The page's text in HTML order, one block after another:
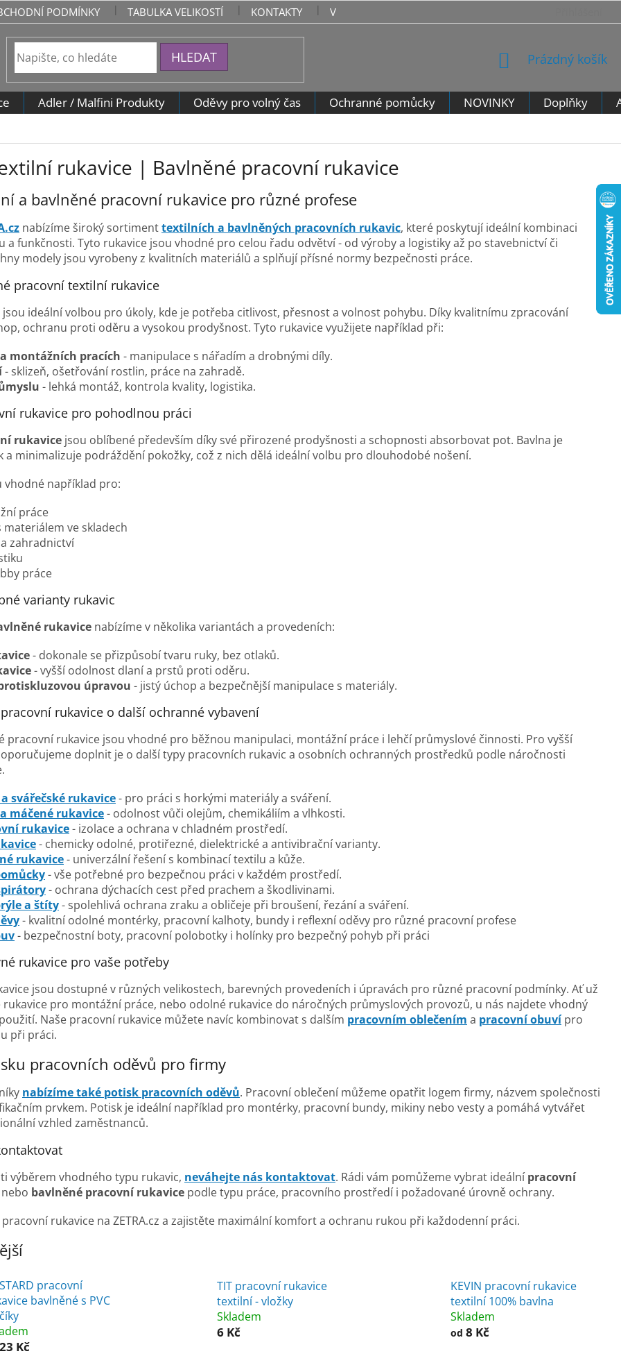
PODMÍNKY TABULKA VELIKOSTÍ KONTAKTY VRÁCENÍ ZBOŽÍ - VZOROVÝ FORMULÁŘ PRO ODSTOUPENÍ
HLEDAT
NÁKUPNÍ
Prázdný košík
Adler / Malfini Produkty Oděvy pro volný čas Ochranné pomůcky NOVINKY Doplňky
rukavice | Bavlněné pracovní rukavice
a bavlněné pracovní rukavice pro různé profese
nabízíme široký sortimenttextilních a bavlněných pracovních rukavic, které poskytují ideální kombinaci
a funkčnosti. Tyto rukavice jsou vhodné pro celou řadu odvětví - od výroby a logistiky až po stavebnictví či
modely jsou vyrobeny z kvalitních materiálů a splňují přísné normy bezpečnosti práce.
pracovní textilní rukavice
jsou ideální volbou pro úkoly, kde je potřeba citlivost, přesnost a volnost pohybu. Díky kvalitnímu zpracování
ochranu proti oděru a vysokou prodyšnost. Tyto rukavice využijete například při:
montážních pracích - manipulace s nářadím a drobnými díly.
- sklizeň, ošetřování rostlin, práce na zahradě.
- lehká montáž, kontrola kvality, logistika.
rukavice pro pohodlnou práci
rukavice jsou oblíbené především díky své přirozené prodyšnosti a schopnosti absorbovat pot. Bavlna je
a minimalizuje podráždění pokožky, což z nich dělá ideální volbu pro dlouhodobé nošení.
vhodné například pro:
práce
materiálem ve skladech
zahradnictví
práce
varianty rukavic
rukavice nabízíme v několika variantách a provedeních:
- dokonale se přizpůsobí tvaru ruky, bez otlaků.
- vyšší odolnost dlaní a prstů proti oděru.
úpravou - jistý úchop a bezpečnější manipulace s materiály.
rukavice o další ochranné vybavení
pracovní rukavice jsou vhodné pro běžnou manipulaci, montážní práce i lehčí průmyslové činnosti. Pro vyšší
doplnit je o další typy pracovních rukavic a osobních ochranných prostředků podle náročnosti
svářečské rukavice- pro práci s horkými materiály a sváření.
máčené rukavice- odolnost vůči olejům, chemikáliím a vlhkosti.
rukavice- izolace a ochrana v chladném prostředí.
- chemicky odolné, protiřezné, dielektrické a antivibrační varianty.
rukavice- univerzální řešení s kombinací textilu a kůže.
- vše potřebné pro bezpečnou práci v každém prostředí.
- ochrana dýchacích cest před prachem a škodlivinami.
a štíty- spolehlivá ochrana zraku a obličeje při broušení, řezání a sváření.
- kvalitní odolné montérky, pracovní kalhoty, bundy i reflexní oděvy pro různé pracovní profese
- bezpečnostní boty, pracovní polobotky i holínky pro bezpečný pohyb při práci
rukavice pro vaše potřeby
jsou dostupné v různých velikostech, barevných provedeních i úpravách pro různé pracovní podmínky. Ať už
pro montážní práce, nebo odolné rukavice do náročných průmyslových provozů, u nás najdete vhodný
Naše pracovní rukavice můžete navíc kombinovat s dalším pracovním oblečením a pracovní obuvípro
při práci.
pracovních oděvů pro firmy
nabízíme také potisk pracovních oděvů. Pracovní oblečení můžeme opatřit logem firmy, názvem společnosti
prvkem. Potisk je ideální například pro montérky, pracovní bundy, mikiny nebo vesty a pomáhá vytvářet
vzhled zaměstnanců.
výběrem vhodného typu rukavic, neváhejte nás kontaktovat. Rádi vám pomůžeme vybrat ideální pracovní
nebo bavlněné pracovní rukavice podle typu práce, pracovního prostředí i požadované úrovně ochrany.
rukavice na ZETRA.cz a zajistěte maximální komfort a ochranu rukou při každodenní práci.
pracovní
bavlněné s PVC
23 Kč
TIT pracovní rukavice
textilní - vložky
Skladem
6 Kč
KEVIN pracovní rukavice
textilní 100% bavlna
Skladem
od 8 Kč